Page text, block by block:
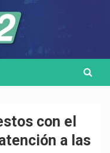
con el
a las